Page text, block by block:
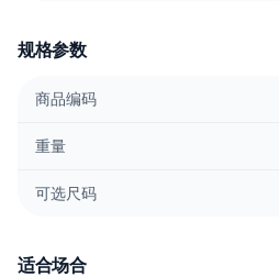
更有雕塑感；宽松轮廓依然保持克制利
Regular Length— 常规裤长，适配各
感并注入现代感：固定方式整洁利落
Tailored Stitching — 走线平直，针距
始终干净有型
Comfort Build — Twill 结构更稳定，
规格参数
商品编码
重量
可选尺码
适合场合